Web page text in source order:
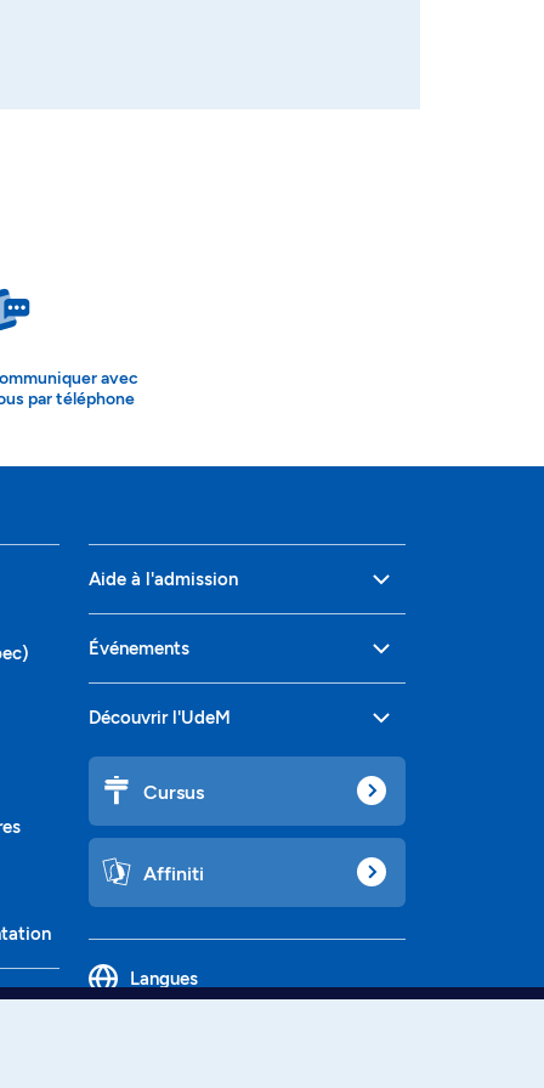
avec
par téléphone
Aide à l'admission
Événements
Découvrir l'UdeM
Cursus
Affiniti
Langues